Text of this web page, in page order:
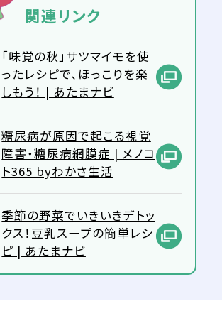
関連リンク
「味覚の秋」サツマイモを使
ったレシピで、ほっこりを楽
しもう！ | あたまナビ
糖尿病が原因で起こる視覚
障害・糖尿病網膜症 | メノコ
ト365 byわかさ生活
季節の野菜でいきいきデトッ
クス！豆乳スープの簡単レシ
ピ | あたまナビ